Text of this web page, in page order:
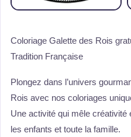
Coloriage Galette des Rois
Tradition Française
Plongez dans l’univers
Rois avec nos coloriages
Une activité qui mêle créativité
les enfants et toute la famille.